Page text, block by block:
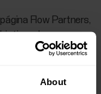
About
Flow Partners,
de
se
inmediato, pulsa el